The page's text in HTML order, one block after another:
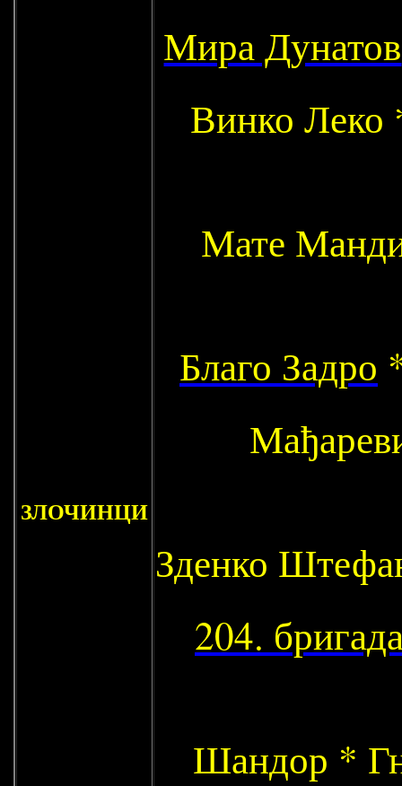
ЗЛОЧИНЦИ
Мира Дунатов
Винко
Мате
Благо Задро
Зденко
204.
Шандор *